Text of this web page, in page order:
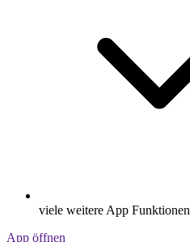
viele weitere App Funktionen
App öffnen